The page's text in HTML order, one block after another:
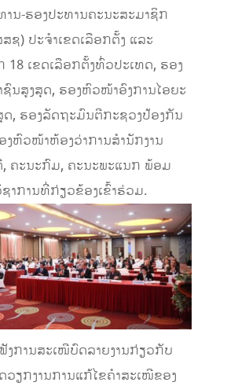
ານ-ຮອງປະທານຄະນະສະມາຊິກ
ຊ) ປະຈໍາເຂດເລືອກຕັ້ງ ແລະ
18 ເຂດເລືອກຕັ້ງທົ່ວປະເທດ, ຮອງ
ນສູງສຸດ, ຮອງຫົວໜ້າອົງການໄອຍະ
ດ, ຮອງລັດຖະມົນຕີກະຊວງປ້ອງກັນ
ງຫົວໜ້າຫ້ອງວ່າການສຳນັກງານ
ຄະນະກົມ, ຄະນະພະແນກ ພ້ອມ
າການທີ່ກ່ຽວຂ້ອງເຂົ້າຮ່ວມ.
ງການສະເໜີບົດລາຍງານກ່ຽວກັບ
ຽກງານການແກ້ໄຂຄໍາສະເໜີຂອງ